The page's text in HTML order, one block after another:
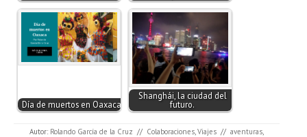
Día de muertos en Oaxaca
Shanghái, la ciudad del
futuro.
Autor: Rolando García de la Cruz // Colaboraciones Viajes // aventuras